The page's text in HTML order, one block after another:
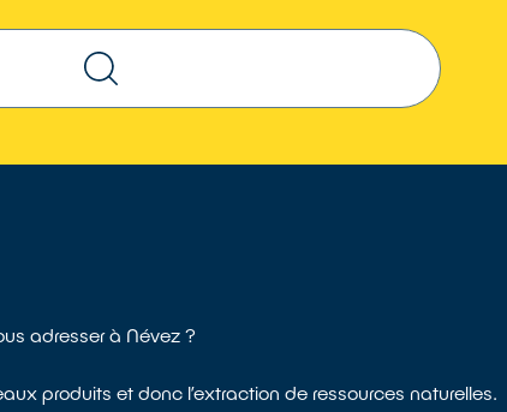
adresser à Névez ?
produits et donc l’extraction de ressources naturelles.